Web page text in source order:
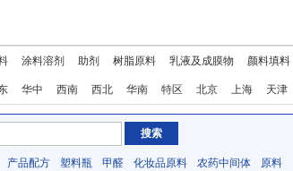
涂料溶剂 助剂 树脂原料 乳液及成膜物 颜料填料
华中 西南 西北 华南 特区 北京 上海 天津
四川 海南 贵州 云南 西藏 陕西 甘肃 青海
产品配方 塑料瓶 甲醛 化妆品原料 农药中间体 原料